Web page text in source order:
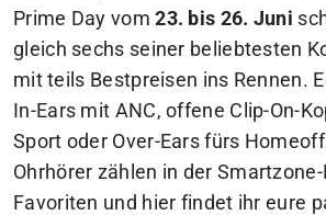
Prime Day vom23. bis 26. Juni
gleich sechs seiner beliebtesten
mit teils Bestpreisen ins Rennen.
In-Ears mit ANC, offene Clip-On-
Sport oder Over-Ears fürs
Ohrhörer zählen in der
Favoriten und hier findet ihr eure